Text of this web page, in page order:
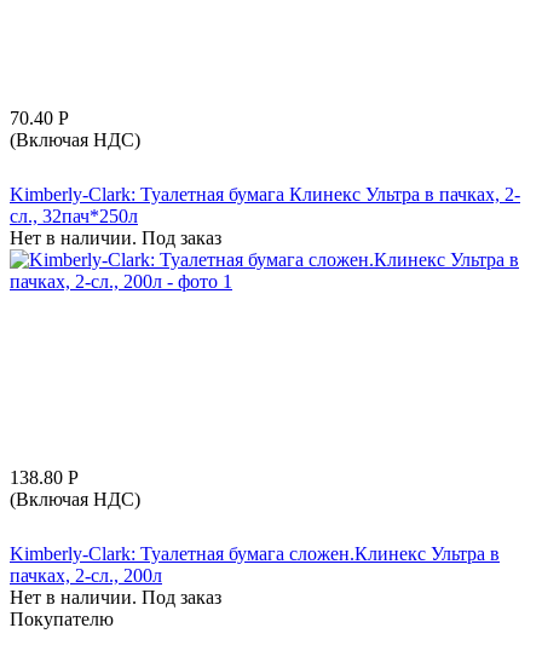
70.40 Р
(Включая НДС)
Kimberly-Clark: Туалетная бумага Клинекс Ультра в пачках, 2-
сл., 32пач*250л
Нет в наличии. Под заказ
138.80 Р
(Включая НДС)
Kimberly-Clark: Туалетная бумага сложен.Клинекс Ультра в
пачках, 2-сл., 200л
Нет в наличии. Под заказ
Покупателю